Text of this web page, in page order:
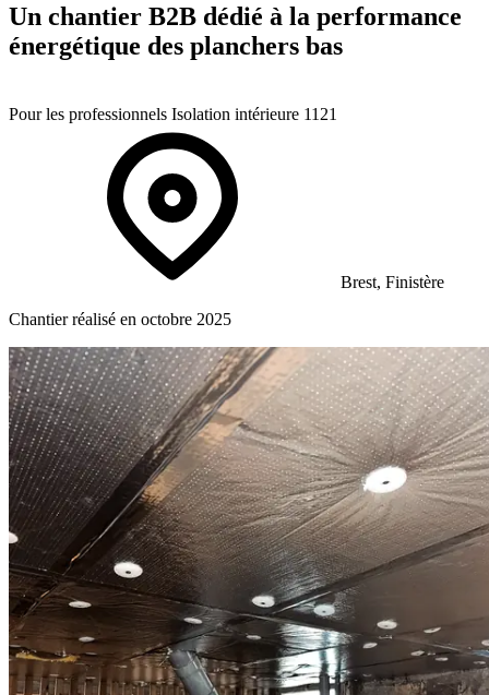
Un chantier B2B dédié à la performance
énergétique des planchers bas
Pour les professionnels Isolation intérieure 1121
Brest, Finistère
Chantier réalisé en octobre 2025